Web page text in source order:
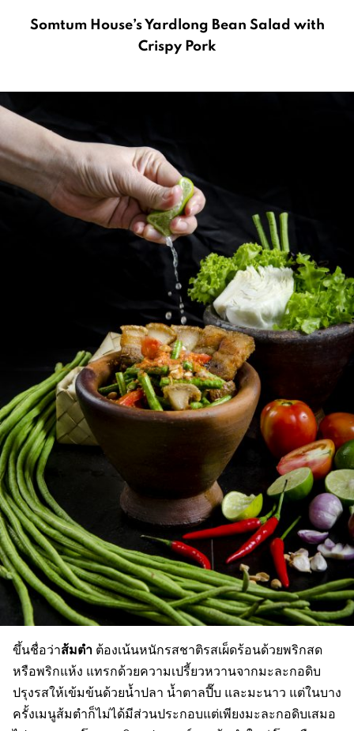
Somtum House’s Yardlong Bean Salad with
Crispy Pork
ขึ้นชื่อว่าส้มตำ ต้องเน้นหนักรสชาติรสเผ็ดร้อนด้วยพริกสด
หรือพริกแห้ง แทรกด้วยความเปรี้ยวหวานจากมะละกอดิบ
ปรุงรสให้เข้มข้นด้วยน้ำปลา น้ำตาลปี๊บ และมะนาว แต่ในบาง
ครั้งเมนูส้มตำก็ไม่ได้มีส่วนประกอบแต่เพียงมะละกอดิบเสมอ